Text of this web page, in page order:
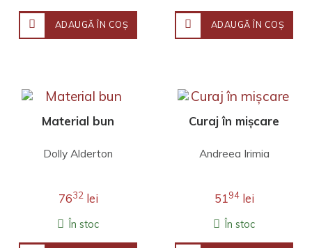
ADAUGĂ ÎN COŞ ADAUGĂ ÎN COŞ
Material bun
Dolly Alderton
7632lei
În stoc
Curaj în mișcare
Andreea Irimia
5194lei
În stoc